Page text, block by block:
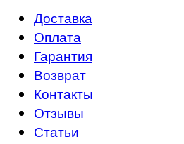
Доставка
Оплата
Гарантия
Возврат
Контакты
Отзывы
Статьи